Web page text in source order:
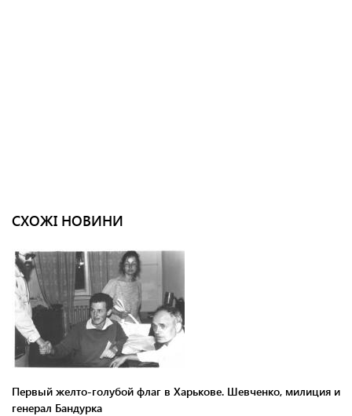
СХОЖІ НОВИНИ
Первый желто-голубой флаг в Харькове. Шевченко, милиция и
генерал Бандурка